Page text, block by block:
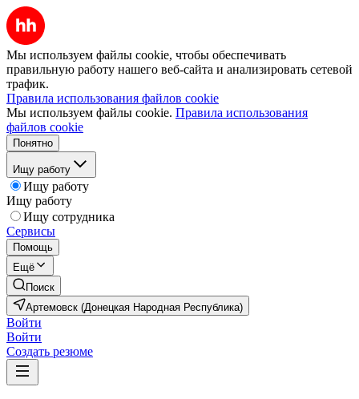
Мы используем файлы cookie, чтобы обеспечивать
правильную работу нашего веб-сайта и анализировать сетевой
трафик.
Правила использования файлов cookie
Мы используем файлы cookie. Правила использования
файлов cookie
Понятно
Ищу работу
Ищу работу
Ищу работу
Ищу сотрудника
Сервисы
Помощь
Ещё
Поиск
Артемовск (Донецкая Народная Республика)
Войти
Войти
Создать резюме